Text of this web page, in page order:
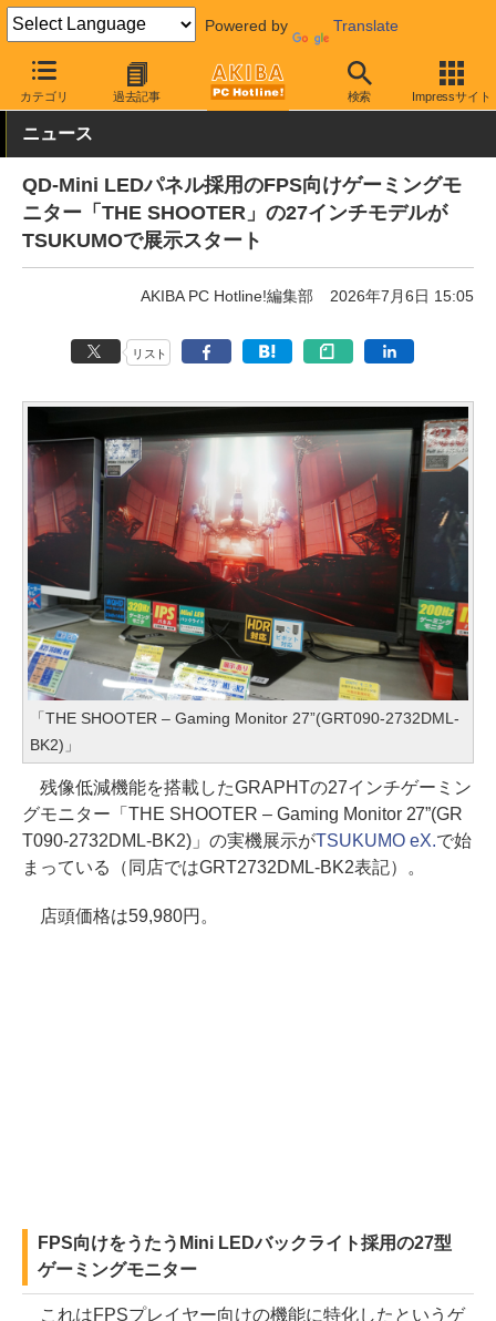
Powered by Translate
カテゴリ 過去記事 検索 Impressサイト
AKIBA PC Hotline! PC周辺機器 液晶ディスプレイ・モニター
ニュース
QD-Mini LEDパネル採用のFPS向けゲーミングモ
ニター「THE SHOOTER」の27インチモデルが
TSUKUMOで展示スタート
AKIBA PC Hotline!編集部 2026年7月6日 15:05
リスト
「THE SHOOTER – Gaming Monitor 27”(GRT090-2732DML-
BK2)」
残像低減機能を搭載したGRAPHTの27インチゲーミン
グモニター「THE SHOOTER – Gaming Monitor 27”(GR
T090-2732DML-BK2)」の実機展示がTSUKUMO eX.で始
まっている（同店ではGRT2732DML-BK2表記）。
店頭価格は59,980円。
FPS向けをうたうMini LEDバックライト採用の27型
ゲーミングモニター
これはFPSプレイヤー向けの機能に特化したというゲ